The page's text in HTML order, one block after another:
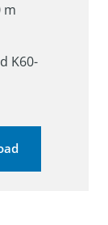
m
K60-